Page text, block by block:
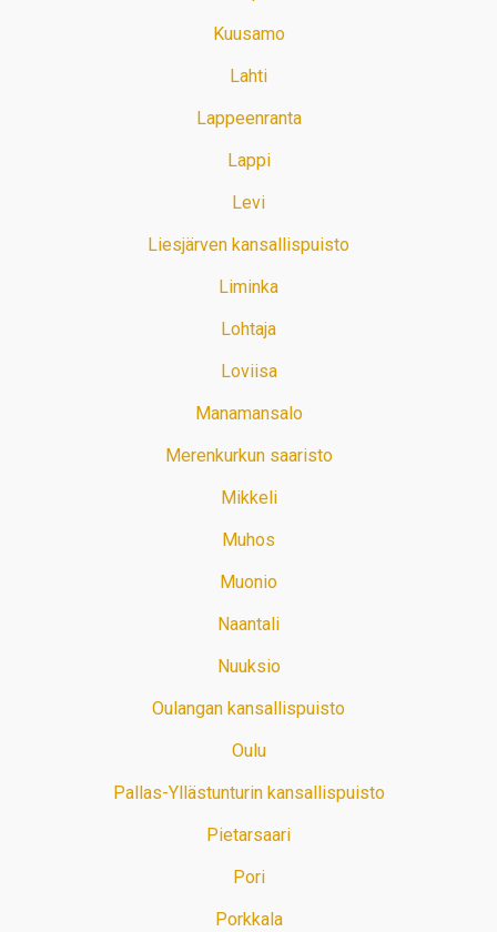
Kuusamo
Lahti
Lappeenranta
Lappi
Levi
Liesjärven kansallispuisto
Liminka
Lohtaja
Loviisa
Manamansalo
Merenkurkun saaristo
Mikkeli
Muhos
Muonio
Naantali
Nuuksio
Oulangan kansallispuisto
Oulu
Pallas-Yllästunturin kansallispuisto
Pietarsaari
Pori
Porkkala